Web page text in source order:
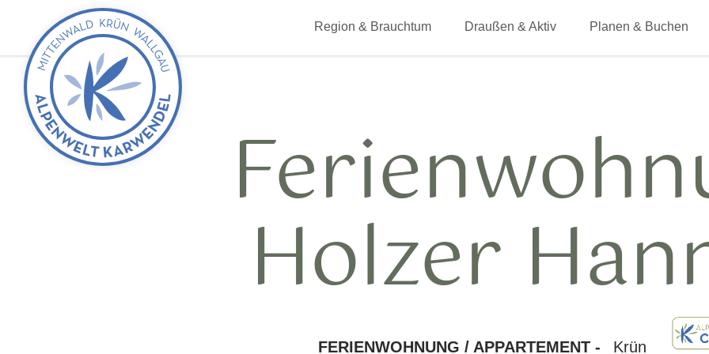
Region & Brauchtum Draußen & Aktiv Planen & Buchen
zurück
zur
Startseite
Holzer
FERIENWOHNUNG / APPARTEMENT - Krün